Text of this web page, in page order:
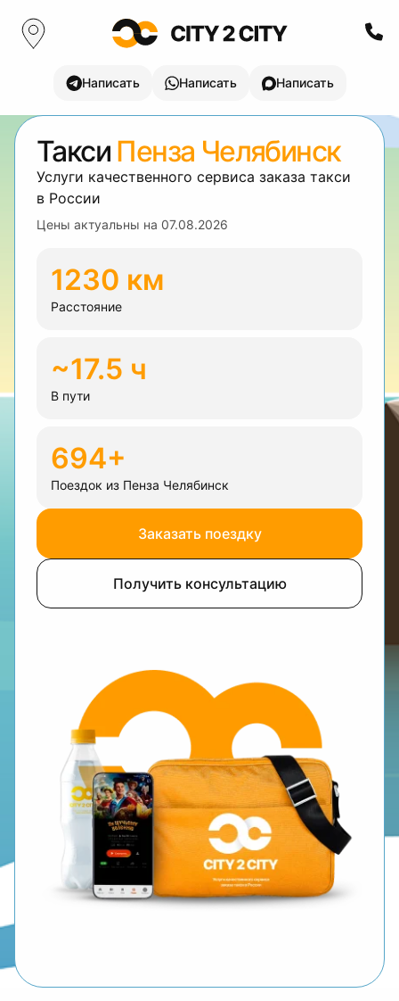
Написать Написать Написать
Такси Пенза Челябинск
Услуги качественного сервиса заказа такси
в России
Цены актуальны на 07.08.2026
1230 км
Расстояние
~17.5 ч
В пути
694+
Поездок из Пенза Челябинск
Заказать поездку
Получить консультацию